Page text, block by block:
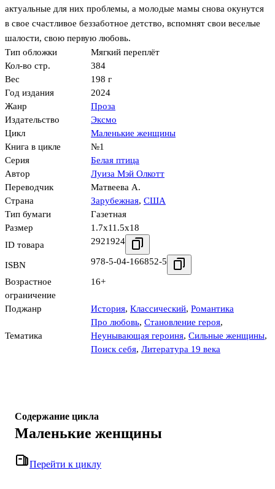
актуальные для них проблемы, а молодые мамы снова окунутся
в свое счастливое беззаботное детство, вспомнят свои веселые
шалости, свою первую любовь.
Тип обложки
Мягкий переплёт
Кол-во стр.
384
Вес
198 г
Год издания
2024
Жанр
Проза
Издательство
Эксмо
Цикл
Маленькие женщины
Книга в цикле
№1
Серия
Белая птица
Автор
Луиза Мэй Олкотт
Переводчик
Матвеева А.
Страна
Зарубежная, США
Тип бумаги
Газетная
Размер
1.7x11.5x18
ID товара
2921924
ISBN 978-5-04-166852-5
Возрастное
ограничение
16+
Поджанр История, Классический, Романтика
Тематика
Про любовь, Становление героя,
Неунывающая героиня, Сильные женщины,
Поиск себя, Литература 19 века
Содержание цикла
Маленькие женщины
Перейти к циклу